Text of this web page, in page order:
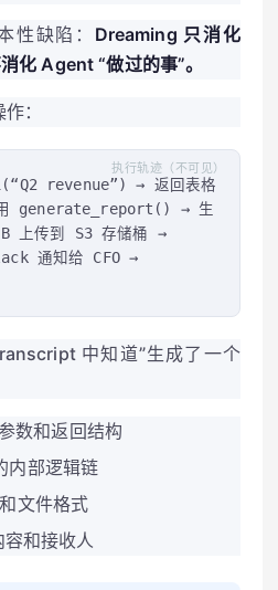
性缺陷： Dreaming 只消化
化 Agent “做过的事”。
：
执行轨迹（不可见）
revenue”) → 返回表格
generate_report() → 生
上传到 S3 存储桶 →
通知给 CFO →
中知道”生成了一个
数和返回结构
部逻辑链
文件格式
和接收人